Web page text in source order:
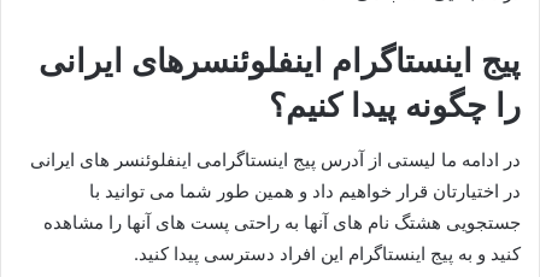
پیج اینستاگرام اینفلوئنسرهای ایرانی
را چگونه پیدا کنیم؟
در ادامه ما لیستی از آدرس پیج اینستاگرامی اینفلوئنسر های ایرانی
در اختیارتان قرار خواهیم داد و همین طور شما می‌ توانید با
جستجویی هشتگ نام های آنها به راحتی پست های آنها را مشاهده
کنید و به پیج اینستاگرام این افراد دسترسی پیدا کنید.